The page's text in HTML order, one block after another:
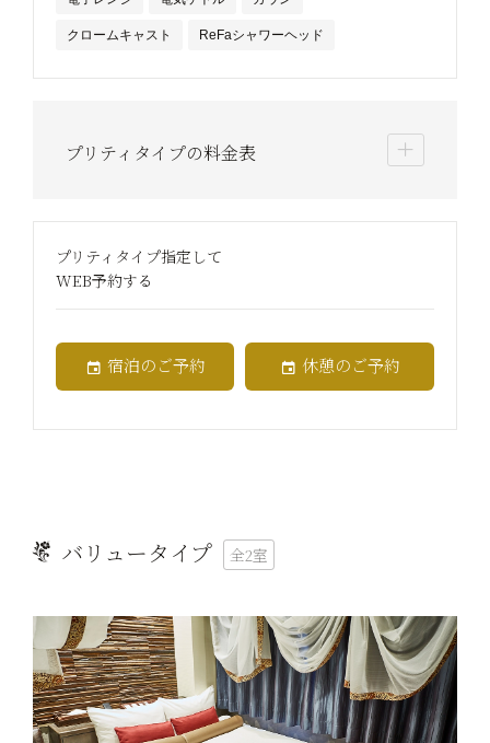
クロームキャスト ReFaシャワーヘッド
プリティタイプの料金表
プリティタイプ指定して
WEB予約する
宿泊のご予約 休憩のご予約
バリュータイプ 全2室